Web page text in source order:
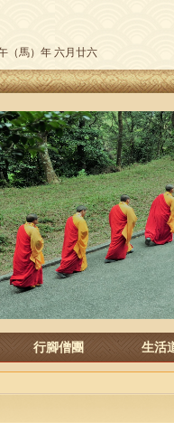
（馬）年 六月廿六
行腳僧團 生活